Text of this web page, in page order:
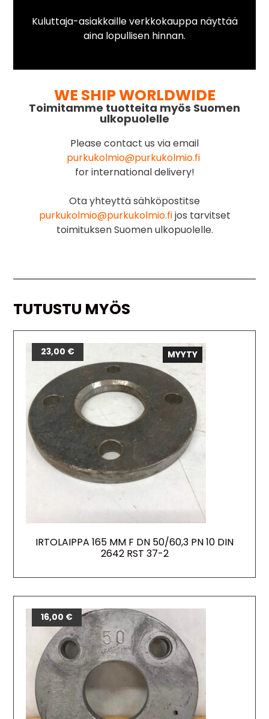
Kuluttaja-asiakkaille verkkokauppa näyttää
aina lopullisen hinnan.
WE SHIP WORLDWIDE
Toimitamme tuotteita myös Suomen
ulkopuolelle
Please contact us via email
purkukolmio@purkukolmio.fi
for international delivery!
Ota yhteyttä sähköpostitse
purkukolmio@purkukolmio.fijos tarvitset
toimituksen Suomen ulkopuolelle.
TUTUSTU MYÖS
MYYTY
IRTOLAIPPA 165 MM F DN 50/60,3 PN 10 DIN
2642 RST 37-2
23,00 €
16,00 €